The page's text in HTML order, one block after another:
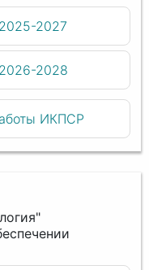
2027
2028
ИКПСР